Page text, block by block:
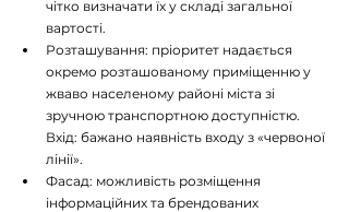
чітко визначати їх у складі загальної
вартості.
Розташування: пріоритет надається
окремо розташованому приміщенню у
жваво населеному районі міста зі
зручною транспортною доступністю.
Вхід: бажано наявність входу з «червоної
лінії».
Фасад: можливість розміщення
інформаційних та брендованих